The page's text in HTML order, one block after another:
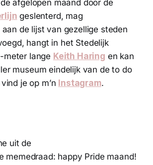
afgelopen maand door de
geslenterd, mag
aan de lijst van gezellige steden
hangt in het Stedelijk
meter lange Keith Haring en kan
museum eindelijk van de to do
je op m’n Instagram.
uit de
memedraad: happy Pride maand!